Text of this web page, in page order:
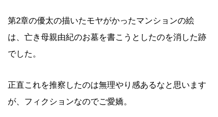
第2章の優太の描いたモヤがかったマンションの絵
は、亡き母親由紀のお墓を書こうとしたのを消した跡
でした。
正直これを推察したのは無理やり感あるなと思います
が、フィクションなのでご愛嬌。